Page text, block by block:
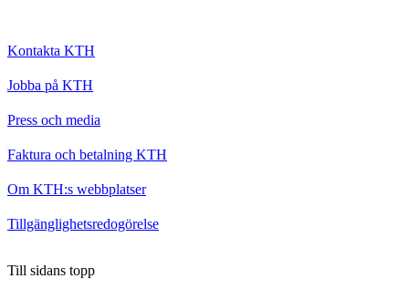
Kontakta KTH
Jobba på KTH
Press och media
Faktura och betalning KTH
Om KTH:s webbplatser
Tillgänglighetsredogörelse
Till sidans topp